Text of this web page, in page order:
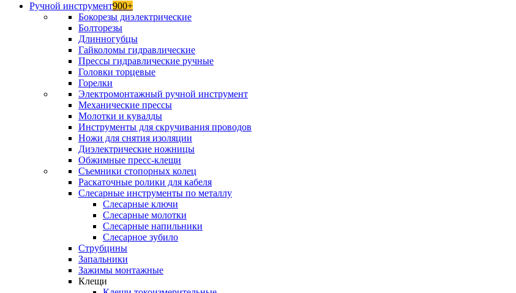
Ручной инструмент900+
Бокорезы диэлектрические
Болторезы
Длинногубцы
Гайколомы гидравлические
Прессы гидравлические ручные
Головки торцевые
Горелки
Электромонтажный ручной инструмент
Механические прессы
Молотки и кувалды
Инструменты для скручивания проводов
Ножи для снятия изоляции
Диэлектрические ножницы
Обжимные пресс-клещи
Съемники стопорных колец
Раскаточные ролики для кабеля
Слесарные инструменты по металлу
Слесарные ключи
Слесарные молотки
Слесарные напильники
Слесарное зубило
Струбцины
Запальники
Зажимы монтажные
Клещи